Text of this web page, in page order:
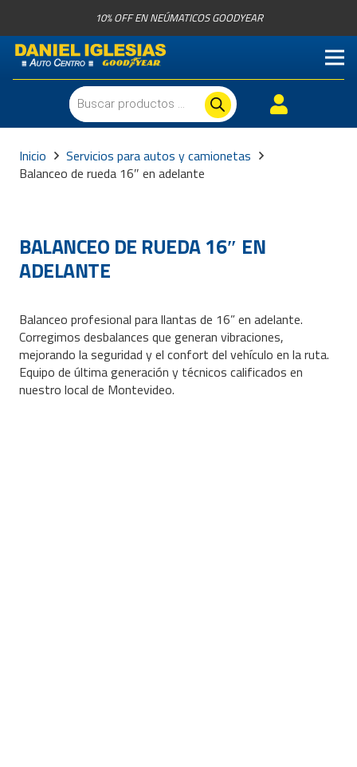
10% OFF EN NEÚMATICOS GOODYEAR
Búsqueda
de
productos
Inicio
Servicios para autos y camionetas
Balanceo de rueda 16″ en adelante
BALANCEO DE RUEDA 16″ EN
ADELANTE
Balanceo profesional para llantas de 16” en adelante.
Corregimos desbalances que generan vibraciones,
mejorando la seguridad y el confort del vehículo en la ruta.
Equipo de última generación y técnicos calificados en
nuestro local de Montevideo.